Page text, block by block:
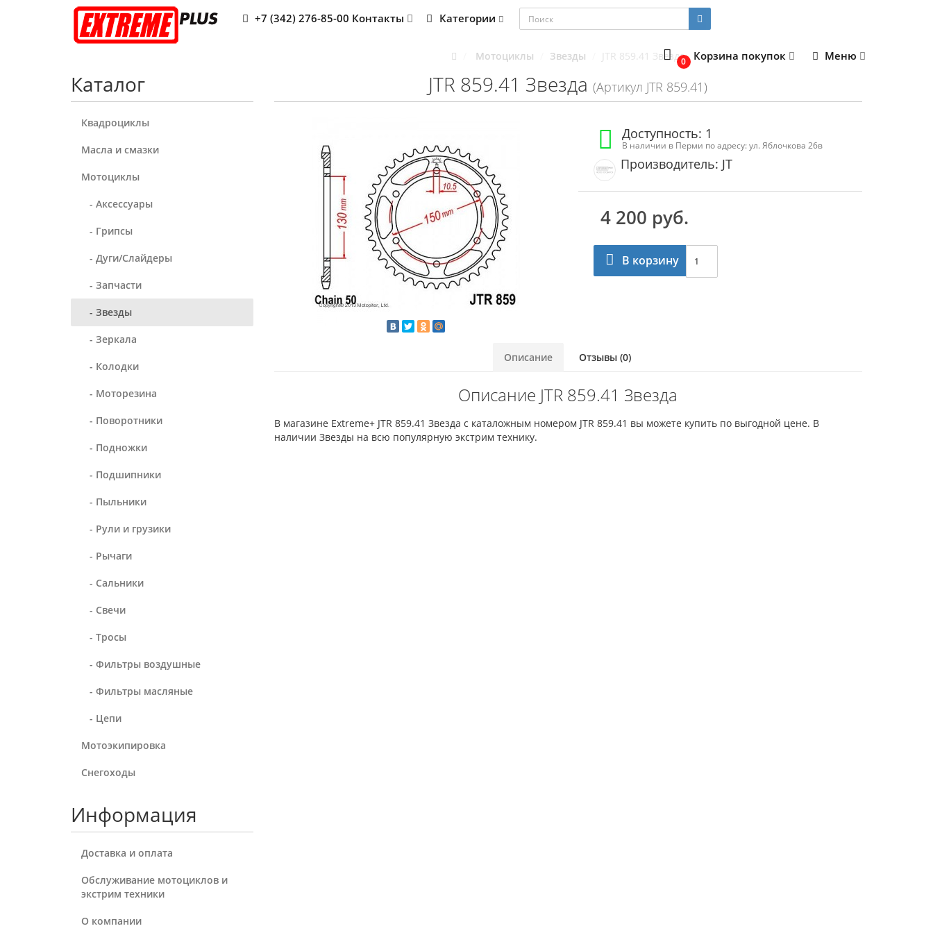
+7 (342) 276-85-00 Контакты Категории
0 Корзина покупок Меню
Каталог
Квадроциклы
Масла и смазки
Мотоциклы
- Аксессуары
- Грипсы
- Дуги/Слайдеры
- Запчасти
- Звезды
- Зеркала
- Колодки
- Моторезина
- Поворотники
- Подножки
- Подшипники
- Пыльники
- Рули и грузики
- Рычаги
- Сальники
- Свечи
- Тросы
- Фильтры воздушные
- Фильтры масляные
- Цепи
Мотоэкипировка
Снегоходы
Информация
Доставка и оплата
Обслуживание мотоциклов и
экстрим техники
О компании
Мотоциклы Звезды JTR 859.41 Звезда
JTR 859.41 Звезда (Артикул JTR 859.41)
Доступность: 1
В наличии в Перми по адресу: ул. Яблочкова 26в
Производитель: JT
4 200 руб.
В корзину
Описание Отзывы (0)
Описание JTR 859.41 Звезда
В магазине Extreme+ JTR 859.41 Звезда с каталожным номером JTR 859.41 вы можете купить по выгодной цене. В
наличии Звезды на всю популярную экстрим технику.